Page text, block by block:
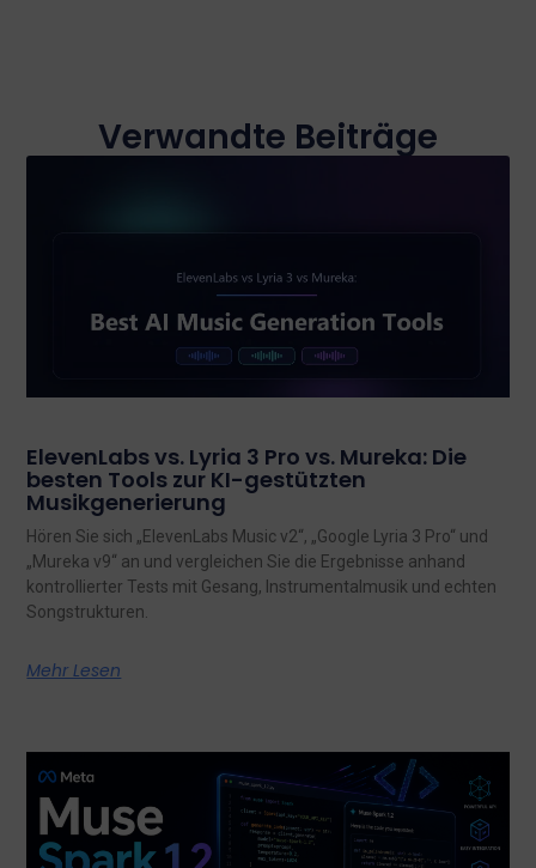
Verwandte Beiträge
ElevenLabs vs. Lyria 3 Pro vs. Mureka: Die
besten Tools zur KI-gestützten
Musikgenerierung
Hören Sie sich „ElevenLabs Music v2“, „Google Lyria 3 Pro“ und
„Mureka v9“ an und vergleichen Sie die Ergebnisse anhand
kontrollierter Tests mit Gesang, Instrumentalmusik und echten